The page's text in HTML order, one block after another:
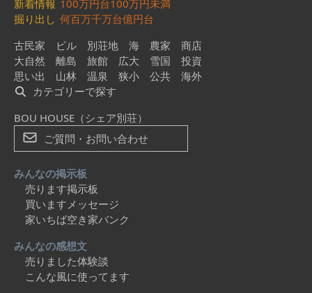
新着情報 100万円台100万円未満
掘り出し 何百万千万台億円台
古民家
ビル 別荘地 海 農家
商店
大自然
離島 旅館 広大 雪国
投資
思い出
山林 温泉 狭小 公共
海外
カテゴリーで探す
BOU HOUSE（シェア別荘）
ご質問・お問い合わせ
みんなの掲示板
売ります掲示板
買いますメッセージ
家いちば空き家バンク
みんなの感想文
売りました体験談
こんな風に使ってます